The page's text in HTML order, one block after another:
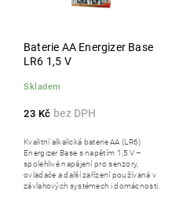
Baterie AA Energizer Base
LR6 1,5 V
Skladem
23 Kč
Kvalitní alkalická baterie AA (LR6)
Energizer Base s napětím 1,5 V –
spolehlivé napájení pro senzory,
ovladače a další zařízení používaná v
závlahových systémech i domácnosti.